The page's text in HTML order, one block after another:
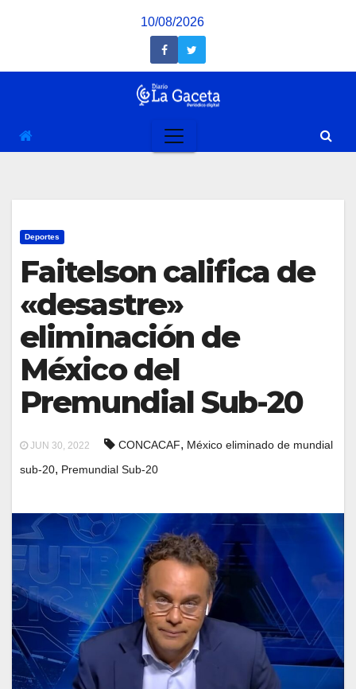
10/08/2026
Deportes
Faitelson califica de
«desastre»
eliminación de
México del
Premundial Sub-20
JUN 30, 2022 CONCACAF, México eliminado de mundial
sub-20, Premundial Sub-20